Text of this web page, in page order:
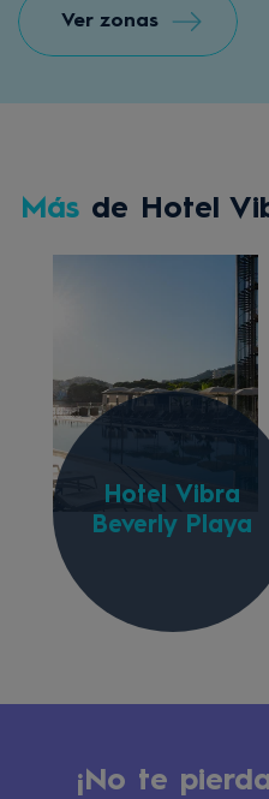
Ver zonas
Másde Hotel
Hotel Vibra
Beverly Playa
¡No te